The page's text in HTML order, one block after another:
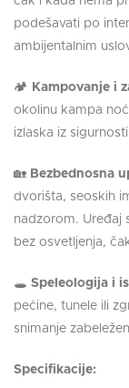
podešavati po
ambijentalnim
🏕️ Kampovanje i
okolinu kampa
izlaska iz
🏡 Bezbednosna
dvorišta, seoskih
nadzorom. Uređaj
bez osvetljenja,
🕳️ Speleologija i
pećine, tunele ili
snimanje
Specifikacije: